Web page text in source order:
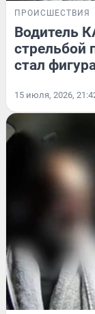
ПРОИСШЕСТВИЯ
Водитель
стрельбой
стал
15 июля, 2026,